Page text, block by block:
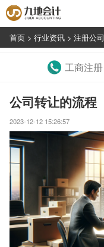
首页 > 行业资讯 > 注册公司
工商注
公司转让的流程
2023-12-12 15:26:57